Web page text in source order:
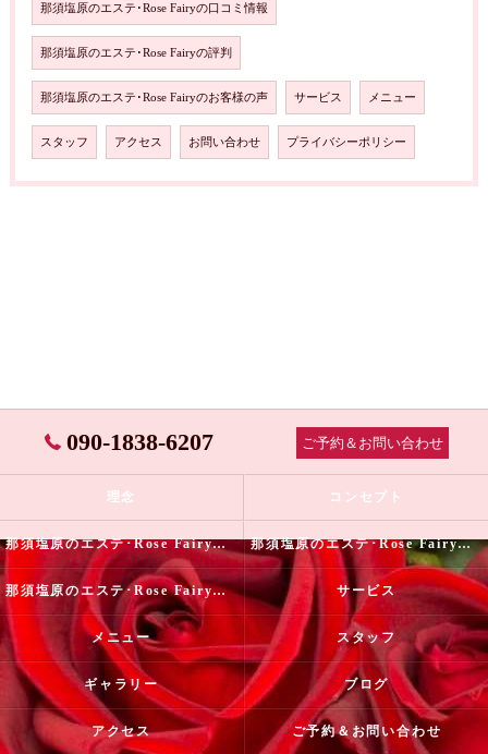
那須塩原のエステ･Rose Fairyの口コミ情報
那須塩原のエステ･Rose Fairyの評判
那須塩原のエステ･Rose Fairyのお客様の声 サービス メニュー
スタッフ アクセス お問い合わせ プライバシーポリシー
090-1838-6207 ご予約＆お問い合わせ
理念 コンセプト
那須塩原のエステ･Rose Fairyの口コミ情報 那須塩原のエステ･Rose Fairyの評判
那須塩原のエステ･Rose Fairyのお客様の声 サービス
メニュー スタッフ
ギャラリー ブログ
アクセス ご予約＆お問い合わせ